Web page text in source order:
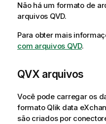
Não há um formato de
arquivos QVD.
Para obter mais
com arquivos QVD.
QVX arquivos
Você pode carregar os
formato Qlik data
são criados por